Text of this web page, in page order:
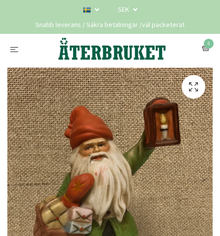
SEK
Snabb leverans / Säkra betalningar /väl packeterat
0